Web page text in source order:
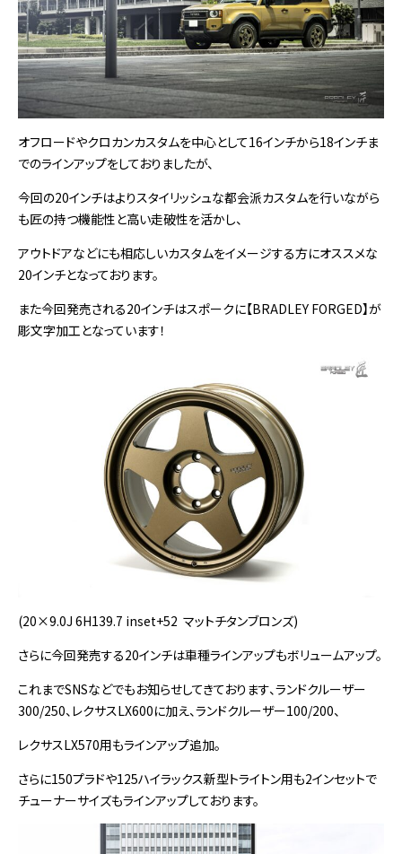
オフロードやクロカンカスタムを中心として16インチから18インチま
でのラインアップをしておりましたが、
今回の20インチはよりスタイリッシュな都会派カスタムを行いながら
も匠の持つ機能性と高い走破性を活かし、
アウトドアなどにも相応しいカスタムをイメージする方にオススメな
20インチとなっております。
また今回発売される20インチはスポークに【BRADLEY FORGED】が
彫文字加工となっています！
(20×9.0J 6H139.7 inset+52 マットチタンブロンズ)
さらに今回発売する20インチは車種ラインアップもボリュームアップ。
これまでSNSなどでもお知らせしてきております、ランドクルーザー
300/250、レクサスLX600に加え、ランドクルーザー100/200、
レクサスLX570用もラインアップ追加。
さらに150プラドや125ハイラックス新型トライトン用も2インセットで
チューナーサイズもラインアップしております。